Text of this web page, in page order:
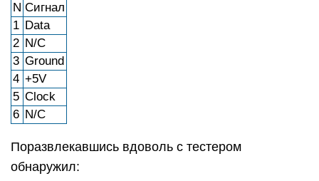
N Сигнал
1 Data
2 N/C
3 Ground
4 +5V
5 Clock
6 N/C
Поразвлекавшись вдоволь с тестером
обнаружил: